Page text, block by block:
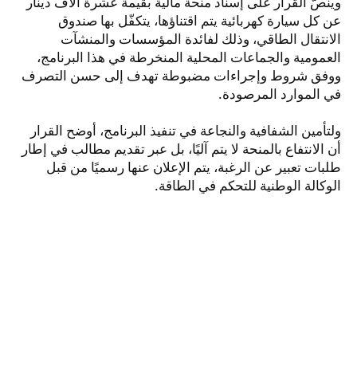
عن كل سيارة كهربائية يتم اقتناؤها، يتكفّل بها صندوق
الانتقال الطاقي، وذلك لفائدة المؤسسات والمنشآت
العمومية والجماعات المحلية المنخرطة في هذا البرنامج،
ووفق شروط وإجراءات مضبوطة تهدف إلى حسن التصرف
في الموارد المرصودة.
ولتأمين الشفافية والنجاعة في تنفيذ البرنامج، أوضح القرار
أن الانتفاع بالمنحة لا يتم آليًا، بل عبر تقديم مطالب في إطار
طلبات تعبير عن الرغبة، يتم الإعلان عنها رسميًا من قبل
الوكالة الوطنية للتحكم في الطاقة.